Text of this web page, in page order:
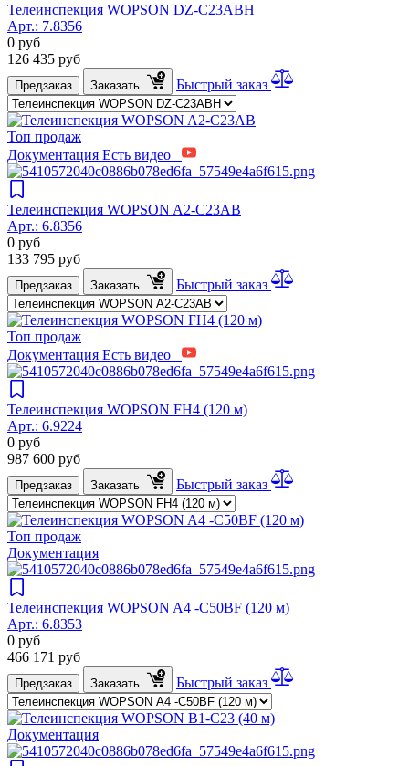
Телеинспекция WOPSON DZ-C23ABH
Арт.: 7.8356
0 руб
126 435 руб
Предзаказ Заказать Быстрый заказ
Топ продаж
Документация Есть видео
Телеинспекция WOPSON A2-C23AB
Арт.: 6.8356
0 руб
133 795 руб
Предзаказ Заказать Быстрый заказ
Топ продаж
Документация Есть видео
Телеинспекция WOPSON FH4 (120 м)
Арт.: 6.9224
0 руб
987 600 руб
Предзаказ Заказать Быстрый заказ
Топ продаж
Документация
Телеинспекция WOPSON A4 -C50BF (120 м)
Арт.: 6.8353
0 руб
466 171 руб
Предзаказ Заказать Быстрый заказ
Документация